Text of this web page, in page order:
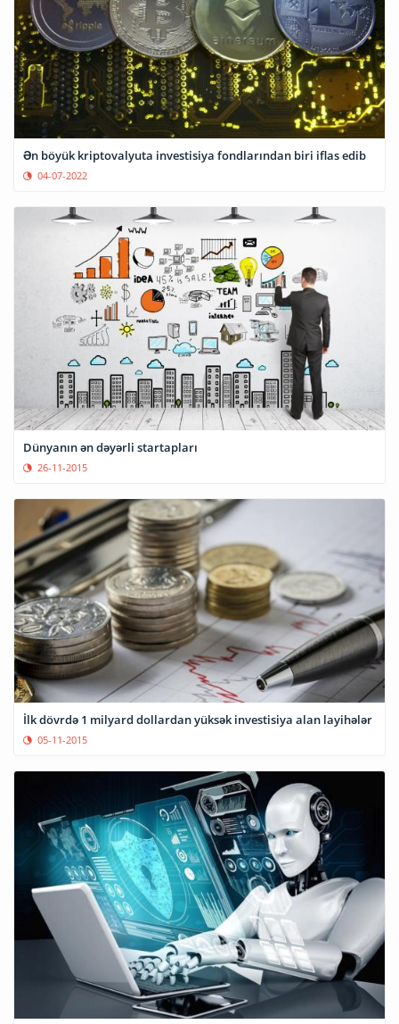
Ən böyük kriptovalyuta investisiya fondlarından biri iflas edib
04-07-2022
Dünyanın ən dəyərli startapları
26-11-2015
İlk dövrdə 1 milyard dollardan yüksək investisiya alan layihələr
05-11-2015